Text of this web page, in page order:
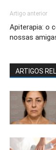
Artigo anterior
Apiterapia: o
nossas
ARTIGOS